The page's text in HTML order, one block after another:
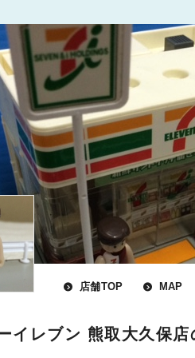
イレブン 熊取大久保店
店舗TOP MAP